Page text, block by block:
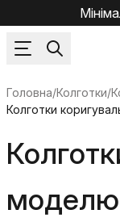
Головна/Колготки/
Колготки